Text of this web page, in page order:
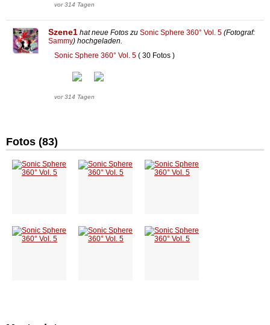
vor 314 Tagen
Szene1 hat neue Fotos zu Sonic Sphere 360° Vol. 5 (Fotograf:
Sammy) hochgeladen.
Sonic Sphere 360° Vol. 5 ( 30 Fotos )
vor 314 Tagen
Fotos (83)